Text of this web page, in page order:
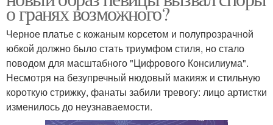
о гранях возможного?
Черное платье с кожаным корсетом и полупрозрачной
юбкой должно было стать триумфом стиля, но стало
поводом для масштабного "Цифрового Консилиума".
Несмотря на безупречный нюдовый макияж и стильную
короткую стрижку, фанаты забили тревогу: лицо артистки
изменилось до неузнаваемости.